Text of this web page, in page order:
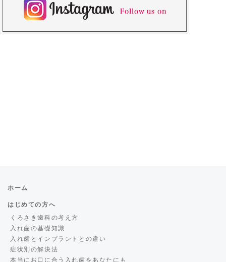
ホーム
はじめての方へ
くろさき歯科の考え方
入れ歯の基礎知識
入れ歯とインプラントとの違い
症状別の解決法
本当にお口に合う入れ歯をあなたにも